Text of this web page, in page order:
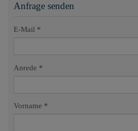
Anfrage senden
E-Mail
Anrede
Vorname